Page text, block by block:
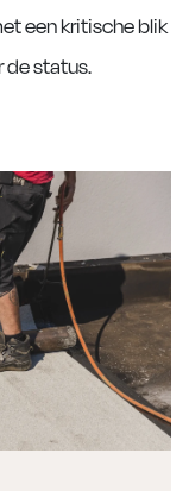
een kritische blik
de status.